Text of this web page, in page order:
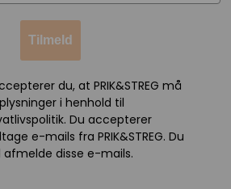
Tilmeld
du, at PRIK&STREG må
i henhold til
Du accepterer
e-mails fra PRIK&STREG. Du
disse e-mails.